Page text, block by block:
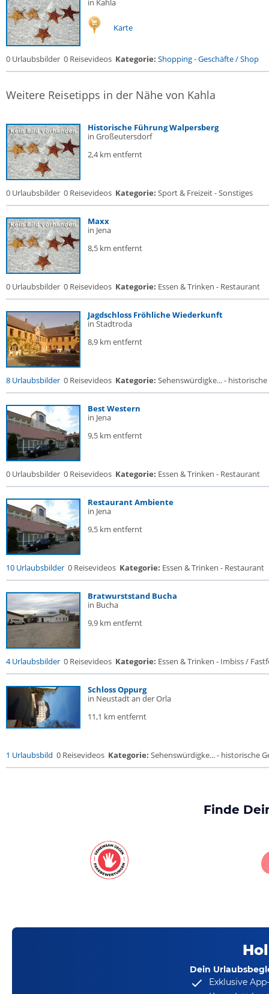
in Kahla
Karte
0 Urlaubsbilder 0 Reisevideos Kategorie: Shopping-Geschäfte / Shop
Weitere Reisetipps in der Nähe von Kahla
Historische Führung Walpersberg
in Großeutersdorf
2,4 km entfernt
0 Urlaubsbilder 0 Reisevideos Kategorie: Sport & Freizeit - Sonstiges
Maxx
in Jena
8,5 km entfernt
0 Urlaubsbilder 0 Reisevideos Kategorie: Essen & Trinken - Restaurant
Jagdschloss Fröhliche Wiederkunft
in Stadtroda
8,9 km entfernt
8 Urlaubsbilder 0 Reisevideos Kategorie: Sehenswürdigke... - historische
Best Western
in Jena
9,5 km entfernt
0 Urlaubsbilder 0 Reisevideos Kategorie: Essen & Trinken - Restaurant
Restaurant Ambiente
in Jena
9,5 km entfernt
10 Urlaubsbilder 0 Reisevideos Kategorie: Essen & Trinken - Restaurant
Bratwurststand Bucha
in Bucha
9,9 km entfernt
4 Urlaubsbilder 0 Reisevideos Kategorie: Essen & Trinken - Imbiss /
Schloss Oppurg
in Neustadt an der Orla
11,1 km entfernt
1 Urlaubsbild 0 Reisevideos Kategorie: Sehenswürdigke... - historische
Finde
Dein
Exklusive